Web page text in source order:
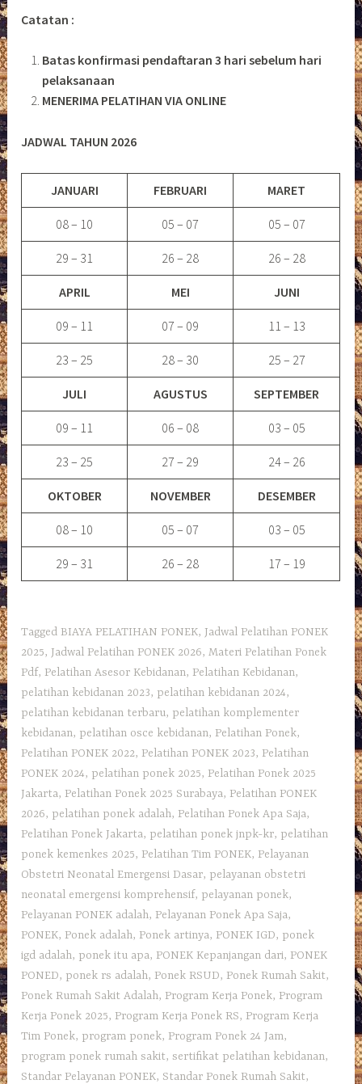
Catatan :
Batas konfirmasi pendaftaran 3 hari sebelum hari
pelaksanaan
MENERIMA PELATIHAN VIA ONLINE
JADWAL TAHUN 2026
JANUARI FEBRUARI MARET
08 – 10 05 – 07 05 – 07
29 – 31 26 – 28 26 – 28
APRIL MEI JUNI
09 – 11 07 – 09 11 – 13
23 – 25 28 – 30 25 – 27
JULI AGUSTUS SEPTEMBER
09 – 11 06 – 08 03 – 05
23 – 25 27 – 29 24 – 26
OKTOBER NOVEMBER DESEMBER
08 – 10 05 – 07 03 – 05
29 – 31 26 – 28 17 – 19
Tagged BIAYA PELATIHAN PONEK, Jadwal Pelatihan PONEK
2025, Jadwal Pelatihan PONEK 2026,Materi Pelatihan Ponek
Pdf, Pelatihan Asesor Kebidanan, Pelatihan Kebidanan,
pelatihan kebidanan 2023, pelatihan kebidanan 2024,
pelatihan kebidanan terbaru, pelatihan komplementer
kebidanan, pelatihan osce kebidanan, Pelatihan Ponek,
Pelatihan PONEK 2022, Pelatihan PONEK 2023, Pelatihan
PONEK 2024, pelatihan ponek 2025, Pelatihan Ponek 2025
Jakarta, Pelatihan Ponek 2025 Surabaya, Pelatihan PONEK
2026, pelatihan ponek adalah, Pelatihan Ponek Apa Saja,
Pelatihan Ponek Jakarta, pelatihan ponek jnpk-kr, pelatihan
ponek kemenkes 2025, Pelatihan Tim PONEK, Pelayanan
Obstetri Neonatal Emergensi Dasar, pelayanan obstetri
neonatal emergensi komprehensif, pelayanan ponek,
Pelayanan PONEK adalah, Pelayanan Ponek Apa Saja,
PONEK, Ponek adalah, Ponek artinya, PONEK IGD, ponek
igd adalah, ponek itu apa, PONEK Kepanjangan dari, PONEK
PONED, ponek rs adalah, Ponek RSUD, Ponek Rumah Sakit,
Ponek Rumah Sakit Adalah, Program Kerja Ponek, Program
Kerja Ponek 2025, Program Kerja Ponek RS, Program Kerja
Tim Ponek, program ponek, Program Ponek 24 Jam,
program ponek rumah sakit,sertifikat pelatihan kebidanan,
Standar Pelayanan PONEK, Standar Ponek Rumah Sakit,